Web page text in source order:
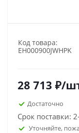
Код товара:
EH000900JWHPK
28 713 ₽/
Достаточно
Срок поставки:
Уточняйте,